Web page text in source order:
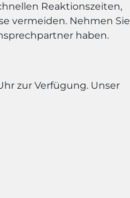
Reaktionszeiten,
vermeiden. Nehmen Sie
haben.
zur Verfügung. Unser